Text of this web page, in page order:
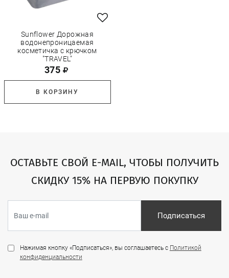
Sunflower Дорожная
водонепроницаемая
косметичка с крючком
"TRAVEL"
375
В КОРЗИНУ
ОСТАВЬТЕ СВОЙ E-MAIL, ЧТОБЫ ПОЛУЧИТЬ
СКИДКУ 15% НА ПЕРВУЮ ПОКУПКУ
Подписаться
Нажимая кнопку «Подписаться», вы соглашаетесь с Политикой
конфиденциальности